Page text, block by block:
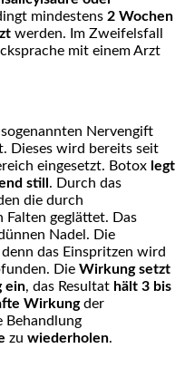
mindestens 2 Wochen
werden. Im Zweifelsfall
mit einem Arzt
Nervengift
Dieses wird bereits seit
eingesetzt. Botox legt
still . Durch das
die durch
Falten geglättet. Das
Nadel. Die
das Einspritzen wird
Die Wirkung setzt
ein, das Resultat hält 3 bis
Wirkungder
Behandlung
zu wiederholen.